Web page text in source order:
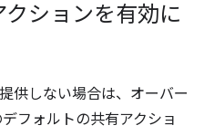
ションを有効に
供しない場合は、オーバー
フォルトの共有アクショ